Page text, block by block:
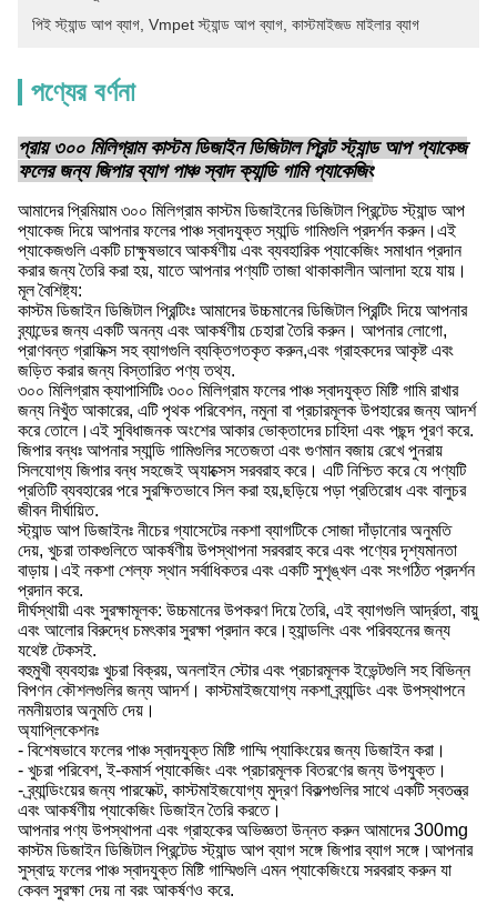
পিই স্ট্যান্ড আপ ব্যাগ Vmpet স্ট্যান্ড আপ ব্যাগ কাস্টমাইজড মাইলার ব্যাগ
পণ্যের বর্ণনা
প্রায় ৩০০ মিলিগ্রাম কাস্টম ডিজাইন ডিজিটাল প্রিন্ট স্ট্যান্ড আপ প্যাকেজ
ফলের জন্য জিপার ব্যাগ পাঞ্চ স্বাদ ক্যান্ডি গামি প্যাকেজিং
আমাদের প্রিমিয়াম ৩০০ মিলিগ্রাম কাস্টম ডিজাইনের ডিজিটাল প্রিন্টেড স্ট্যান্ড আপ
প্যাকেজ দিয়ে আপনার ফলের পাঞ্চ স্বাদযুক্ত স্যান্ডি গামিগুলি প্রদর্শন করুন।এই
প্যাকেজগুলি একটি চাক্ষুষভাবে আকর্ষণীয় এবং ব্যবহারিক প্যাকেজিং সমাধান প্রদান
করার জন্য তৈরি করা হয়, যাতে আপনার পণ্যটি তাজা থাকাকালীন আলাদা হয়ে যায়।
মূল বৈশিষ্ট্য:
কাস্টম ডিজাইন ডিজিটাল প্রিন্টিংঃ আমাদের উচ্চমানের ডিজিটাল প্রিন্টিং দিয়ে আপনার
ব্র্যান্ডের জন্য একটি অনন্য এবং আকর্ষণীয় চেহারা তৈরি করুন। আপনার লোগো,
প্রাণবন্ত গ্রাফিক্স সহ ব্যাগগুলি ব্যক্তিগতকৃত করুন,এবং গ্রাহকদের আকৃষ্ট এবং
জড়িত করার জন্য বিস্তারিত পণ্য তথ্য.
৩০০ মিলিগ্রাম ক্যাপাসিটিঃ ৩০০ মিলিগ্রাম ফলের পাঞ্চ স্বাদযুক্ত মিষ্টি গামি রাখার
জন্য নিখুঁত আকারের, এটি পৃথক পরিবেশন, নমুনা বা প্রচারমূলক উপহারের জন্য আদর্শ
করে তোলে।এই সুবিধাজনক অংশের আকার ভোক্তাদের চাহিদা এবং পছন্দ পূরণ করে.
জিপার বন্ধঃ আপনার স্যান্ডি গামিগুলির সতেজতা এবং গুণমান বজায় রেখে পুনরায়
সিলযোগ্য জিপার বন্ধ সহজেই অ্যাক্সেস সরবরাহ করে। এটি নিশ্চিত করে যে পণ্যটি
প্রতিটি ব্যবহারের পরে সুরক্ষিতভাবে সিল করা হয়,ছড়িয়ে পড়া প্রতিরোধ এবং বালুচর
জীবন দীর্ঘায়িত.
স্ট্যান্ড আপ ডিজাইনঃ নীচের গ্যাসেটের নকশা ব্যাগটিকে সোজা দাঁড়ানোর অনুমতি
দেয়, খুচরা তাকগুলিতে আকর্ষণীয় উপস্থাপনা সরবরাহ করে এবং পণ্যের দৃশ্যমানতা
বাড়ায়।এই নকশা শেল্ফ স্থান সর্বাধিকতর এবং একটি সুশৃঙ্খল এবং সংগঠিত প্রদর্শন
প্রদান করে.
দীর্ঘস্থায়ী এবং সুরক্ষামূলক: উচ্চমানের উপকরণ দিয়ে তৈরি, এই ব্যাগগুলি আর্দ্রতা, বায়ু
এবং আলোর বিরুদ্ধে চমৎকার সুরক্ষা প্রদান করে।হ্যান্ডলিং এবং পরিবহনের জন্য
যথেষ্ট টেকসই.
বহুমুখী ব্যবহারঃ খুচরা বিক্রয়, অনলাইন স্টোর এবং প্রচারমূলক ইভেন্টগুলি সহ বিভিন্ন
বিপণন কৌশলগুলির জন্য আদর্শ। কাস্টমাইজযোগ্য নকশা ব্র্যান্ডিং এবং উপস্থাপনে
নমনীয়তার অনুমতি দেয়।
অ্যাপ্লিকেশনঃ
- বিশেষভাবে ফলের পাঞ্চ স্বাদযুক্ত মিষ্টি গাম্মি প্যাকিংয়ের জন্য ডিজাইন করা।
- খুচরা পরিবেশ, ই-কমার্স প্যাকেজিং এবং প্রচারমূলক বিতরণের জন্য উপযুক্ত।
- ব্র্যান্ডিংয়ের জন্য পারফেক্ট, কাস্টমাইজযোগ্য মুদ্রণ বিকল্পগুলির সাথে একটি স্বতন্ত্র
এবং আকর্ষণীয় প্যাকেজিং ডিজাইন তৈরি করতে।
আপনার পণ্য উপস্থাপনা এবং গ্রাহকের অভিজ্ঞতা উন্নত করুন আমাদের 300mg
কাস্টম ডিজাইন ডিজিটাল প্রিন্টেড স্ট্যান্ড আপ ব্যাগ সঙ্গে জিপার ব্যাগ সঙ্গে।আপনার
সুস্বাদু ফলের পাঞ্চ স্বাদযুক্ত মিষ্টি গাম্মিগুলি এমন প্যাকেজিংয়ে সরবরাহ করুন যা
কেবল সুরক্ষা দেয় না বরং আকর্ষণও করে.